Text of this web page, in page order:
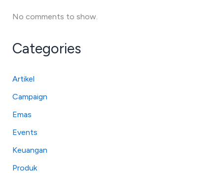
No comments to show.
Categories
Artikel
Campaign
Emas
Events
Keuangan
Produk